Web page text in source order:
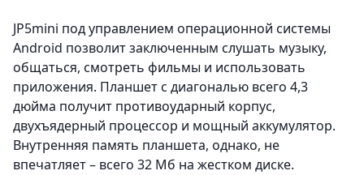
JP5mini под управлением операционной системы
Android позволит заключенным слушать музыку,
общаться, смотреть фильмы и использовать
приложения. Планшет с диагональю всего 4,3
дюйма получит противоударный корпус,
двухъядерный процессор и мощный аккумулятор.
Внутренняя память планшета, однако, не
впечатляет – всего 32 Мб на жестком диске.